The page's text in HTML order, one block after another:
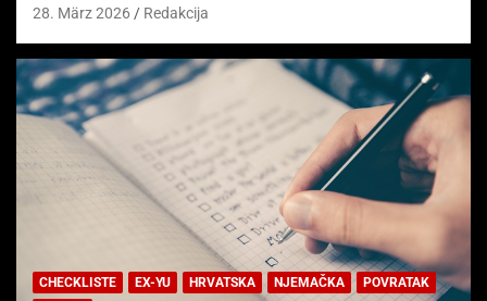
28. März 2026 Redakcija
CHECKLISTE EX-YU HRVATSKA NJEMAČKA
POVRATAK